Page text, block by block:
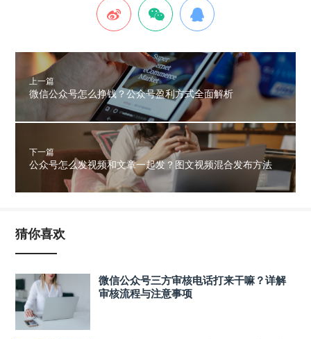
上一篇
微信公众号怎么挣钱？公众号盈利方式全面解析
下一篇
公众号怎么发视频和文章一起发？图文视频混合发布方法
猜你喜欢
微信公众号三方审核电话打来干嘛？详解
审核流程与注意事项